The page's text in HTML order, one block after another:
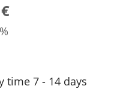
time 7 - 14 days